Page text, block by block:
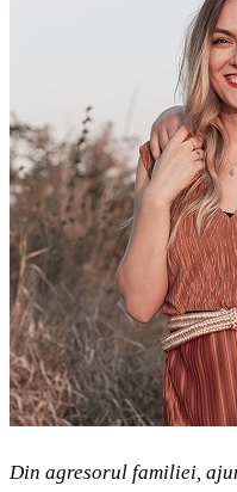
Din agresorul familiei,